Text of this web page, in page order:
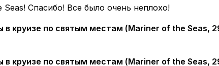
Спасибо! Все было очень неплохо!